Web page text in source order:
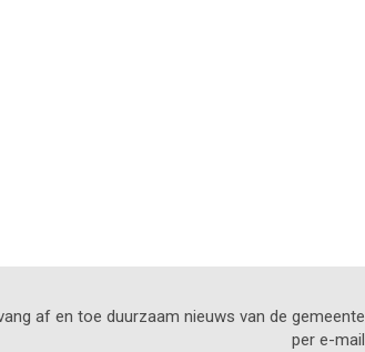
af en toe duurzaam nieuws van de gemeente
per e-mail